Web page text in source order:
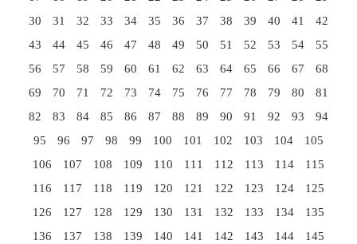
30
31 32 33 34 35 36 37 38 39 40 41
42
43
44 45 46 47 48 49 50 51 52 53 54
55
56
57 58 59 60 61 62 63 64 65 66 67
68
69
70 71 72 73 74 75 76 77 78 79 80
81
82
83 84 85 86 87 88 89 90 91 92 93
94
95
96 97 98 99 100 101 102 103 104
105
106
107 108 109 110 111 112 113 114
115
116
117 118 119 120 121 122 123 124
125
126
127 128 129 130 131 132 133 134
135
136
137 138 139 140 141 142 143 144
145